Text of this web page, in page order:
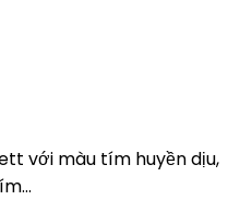
với màu tím huyền dịu,